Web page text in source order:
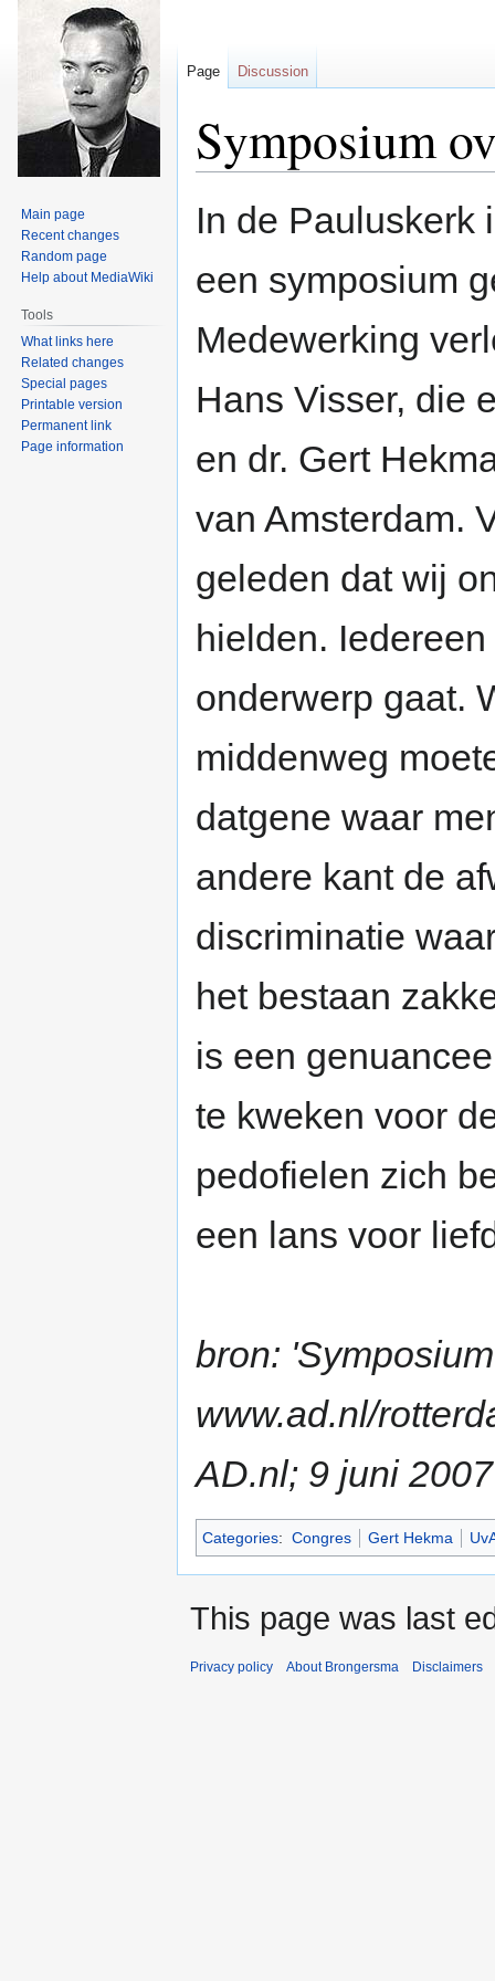
Symposium
In de Pauluskerk
een symposium
Medewerking
Hans Visser, die
en dr. Gert
van Amsterdam.
geleden dat wij
hielden.
onderwerp gaat.
middenweg
datgene waar
andere kant de
discriminatie
het bestaan
is een
te kweken voor
pedofielen zich
een lans voor
bron:
www.ad.nl/
AD.nl; 9 juni 2007
Categories: Congres Gert Hekma
Page Discussion
Main page
Recent changes
Random page
Help about MediaWiki
Tools
What links here
Related changes
Special pages
Printable version
Permanent link
Page information
This page was last
Privacy policy About Brongersma Disclaimers